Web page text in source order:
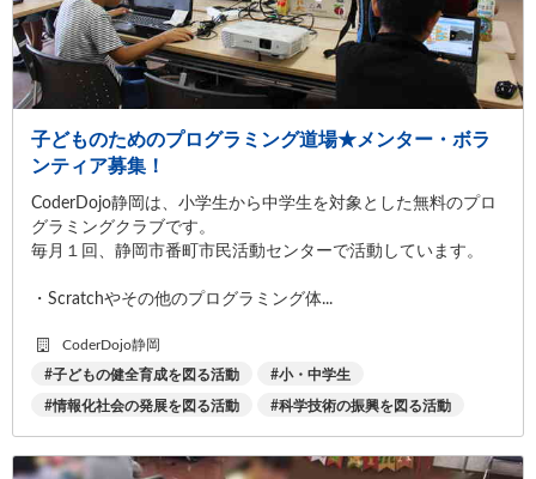
子どものためのプログラミング道場★メンター・ボラ
ンティア募集！
CoderDojo静岡は、小学生から中学生を対象とした無料のプロ
グラミングクラブです。
毎月１回、静岡市番町市民活動センターで活動しています。
・Scratchやその他のプログラミング体...
CoderDojo静岡
子どもの健全育成を図る活動 小・中学生
情報化社会の発展を図る活動 科学技術の振興を図る活動